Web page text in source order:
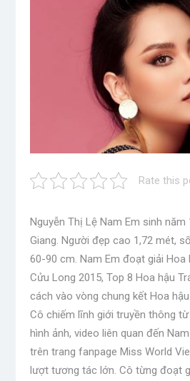
Rate this
Nguyễn Thị Lệ Nam Em sinh năm
Giang. Người đẹp cao 1,72 mét,
60-90 cm. Nam Em đoạt giải
Cửu Long 2015, Top 8 Hoa hậu
cách vào vòng chung kết Hoa
Cô chiếm lĩnh giới truyền thông
hình ảnh, video liên quan đến
trên trang fanpage Miss World
lượt tương tác lớn. Cô từng đoạt